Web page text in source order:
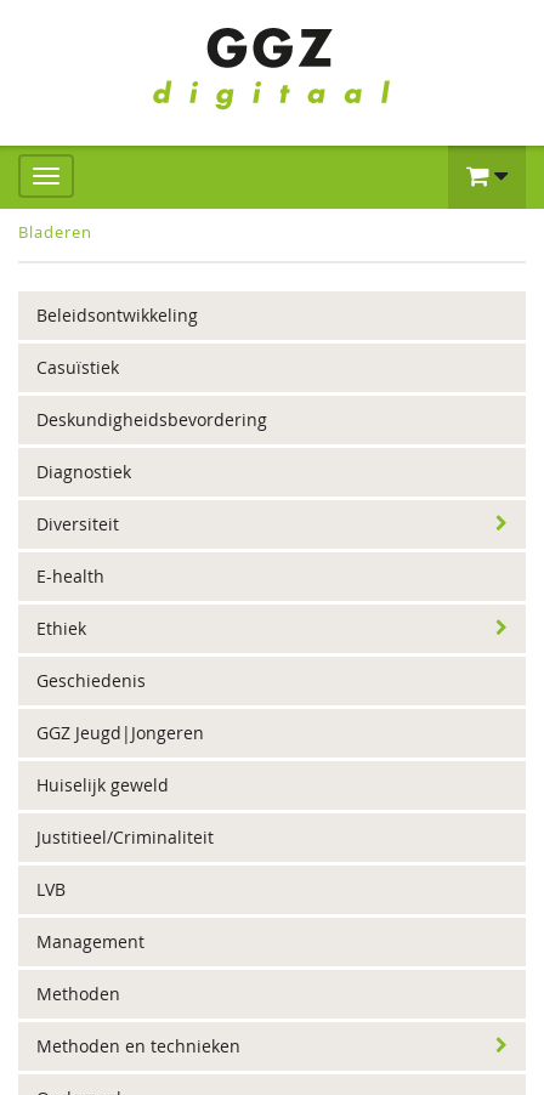
Bladeren
Beleidsontwikkeling
Casuïstiek
Deskundigheidsbevordering
Diagnostiek
Diversiteit
E-health
Ethiek
Geschiedenis
GGZ Jeugd|Jongeren
Huiselijk geweld
Justitieel/Criminaliteit
LVB
Management
Methoden
Methoden en technieken